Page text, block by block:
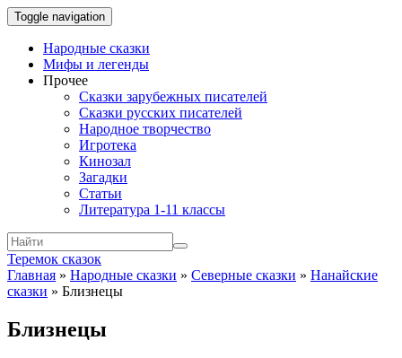
Toggle navigation
Народные сказки
Мифы и легенды
Прочее
Сказки зарубежных писателей
Сказки русских писателей
Народное творчество
Игротека
Кинозал
Загадки
Статьи
Литература 1-11 классы
Теремок сказок
Главная » Народные сказки » Северные сказки » Нанайские
сказки » Близнецы
Близнецы